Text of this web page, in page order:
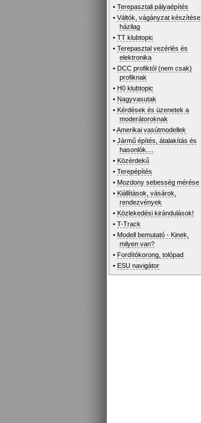
•Terepasztali pályaépítés
•Váltók, vágányzat készítése
házilag
•TT klubtopic
•Terepasztal vezérlés és
elektronika
• DCC profiktól (nem csak)
profiknak
• H0 klubtopic
• Nagyvasutak
• Kérdések és üzenetek a
moderátoroknak
•Amerikai vasútmodellek
•Jármű építés, átalakítás és
hasonlók....
• Közérdekű
•Terepépítés
• Mozdony sebesség mérése
• Kiállítások, vásárok,
rendezvények
• Közlekedési kirándulások!
•T-Track
• Modell bemutató - Kinek,
milyen van?
• Fordítókorong, tolópad
• ESU navigátor